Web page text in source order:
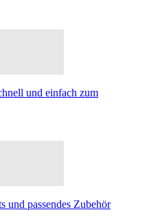
und einfach zum
und passendes Zubehör